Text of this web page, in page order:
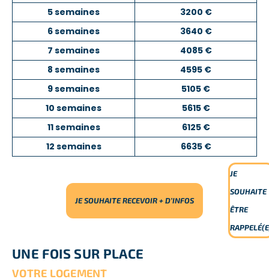
5 semaines
3200 €
6 semaines
3640 €
7 semaines
4085 €
8 semaines
4595 €
9 semaines
5105 €
10 semaines
5615 €
11 semaines
6125 €
12 semaines
6635 €
JE SOUHAITE RECEVOIR + D’INFOS
JE
SOUHAITE
ÊTRE
UNE FOIS SUR PLACE
VOTRE LOGEMENT